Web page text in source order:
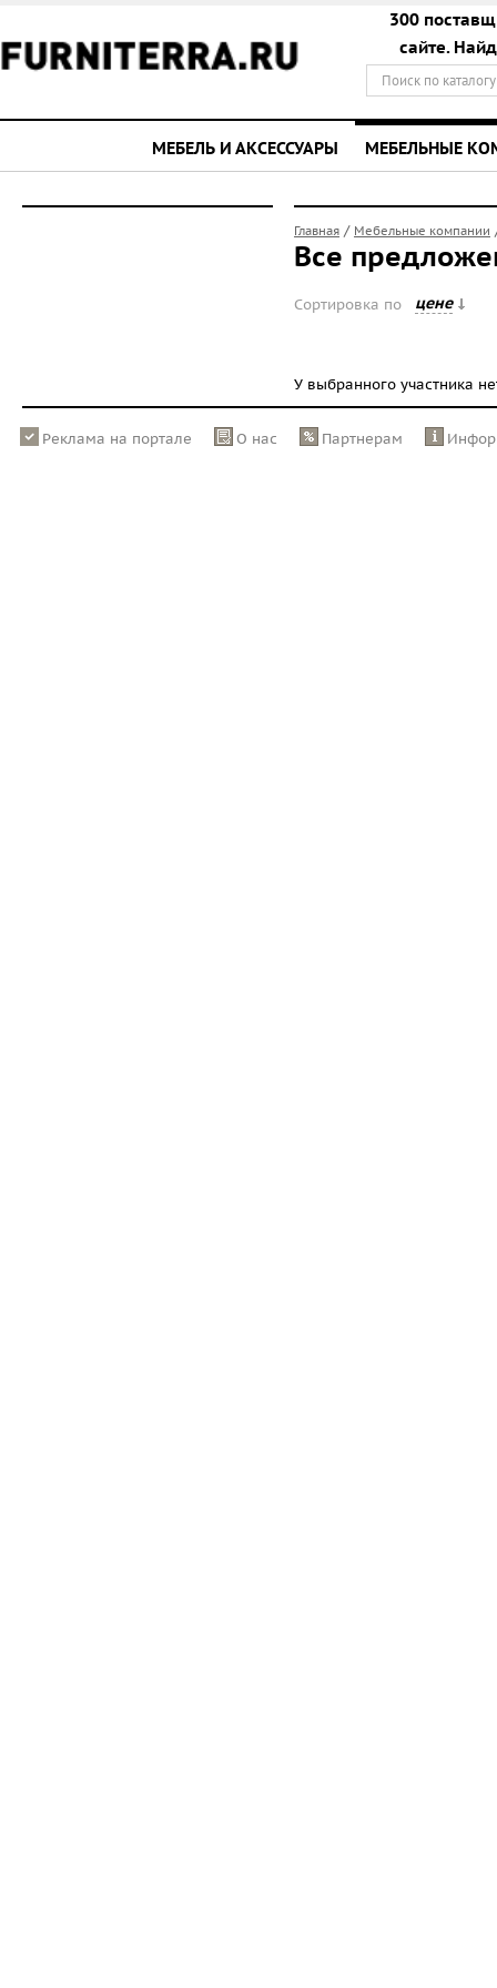
300
сайте.
МЕБЕЛЬ И АКСЕССУАРЫ МЕБЕЛЬНЫЕ
Главная / Мебельные компании
Все
Сортировка по цене
У выбранного участника
Реклама на портале О нас Партнерам